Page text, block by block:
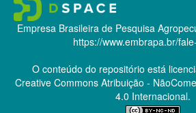
Empresa Brasileira de Pesquisa
https://www.embrapa.br/
O conteúdo do repositório está
Creative CommonsAtribuição -
4.0 Internacional.